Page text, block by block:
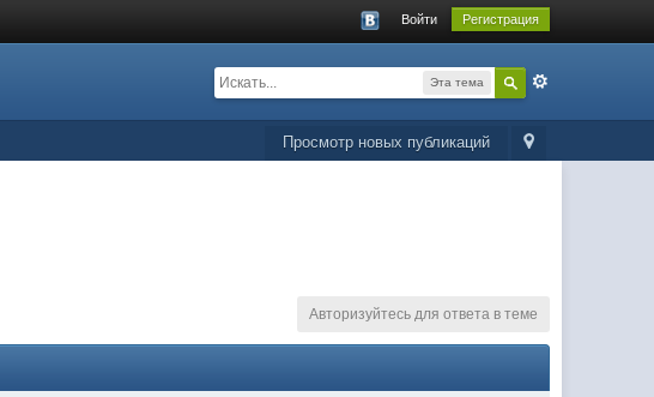
Войти Регистрация
Эта тема
Просмотр новых публикаций
Авторизуйтесь для ответа в теме